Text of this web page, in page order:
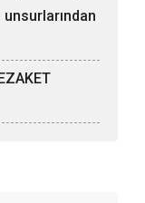
unsurlarından